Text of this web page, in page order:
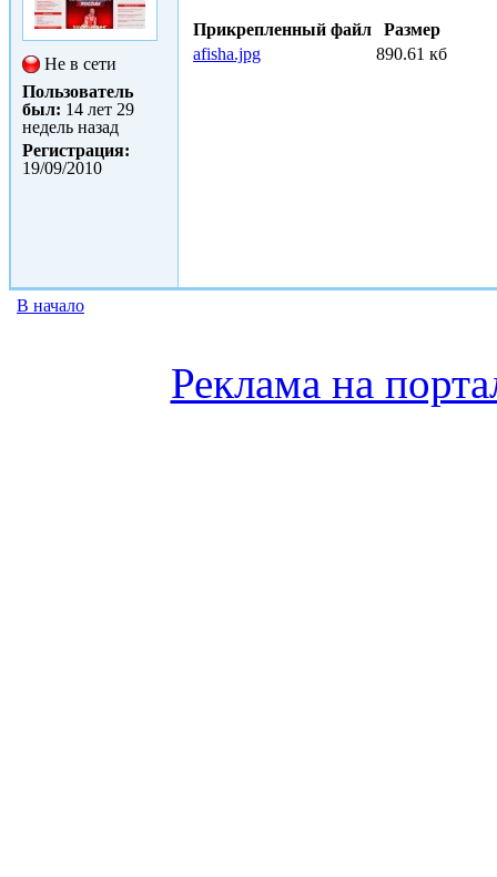
Не в сети
Пользователь
был: 14 лет 29
недель назад
Регистрация:
19/09/2010
Прикрепленный файл
Размер
afisha.jpg
890.61 кб
В начало
Реклама на